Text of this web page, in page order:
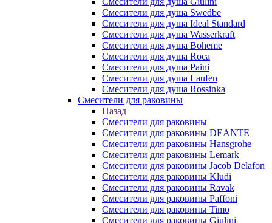
Смесители для душа Swedbe
Смесители для душа Ideal Standard
Смесители для душа Wasserkraft
Смесители для душа Boheme
Смесители для душа Roca
Смесители для душа Paini
Смесители для душа Laufen
Смесители для душа Rossinka
Смесители для раковины
Назад
Смесители для раковины
Смесители для раковины DEANTE
Смесители для раковины Hansgrohe
Смесители для раковины Lemark
Смесители для раковины Jacob Delafon
Смесители для раковины Kludi
Смесители для раковины Ravak
Смесители для раковины Paffoni
Смесители для раковины Timo
Смесители для раковины Giulini